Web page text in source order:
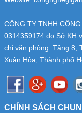
CÔNG TY TNHH
0314359174do Sở KH
chỉ văn phòng: Tầng 8,
Xuân Hòa, Thành phố
CHÍNH SÁCH